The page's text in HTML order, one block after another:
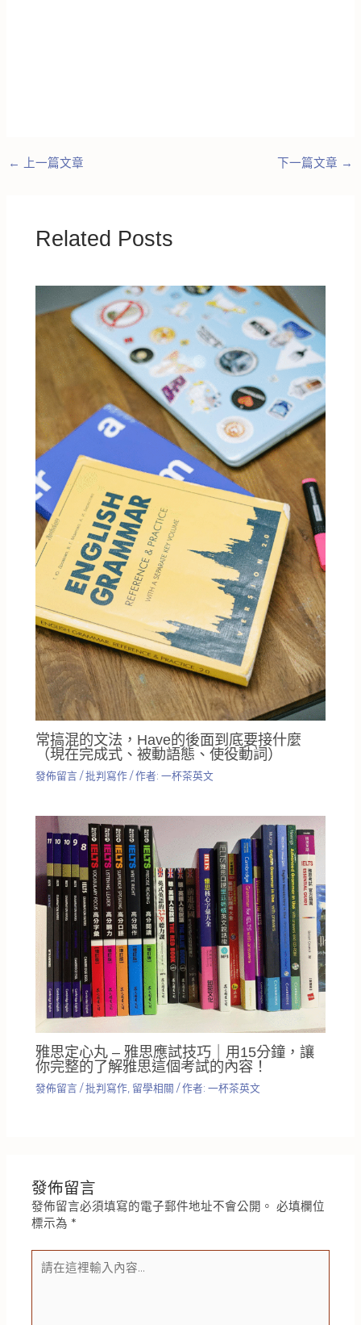
← 上一篇文章 下一篇文章 →
Related Posts
常搞混的文法，Have的後面到底要接什麼
（現在完成式、被動語態、使役動詞）
發佈留言 /批判寫作 / 作者:一杯茶英文
雅思定心丸 – 雅思應試技巧｜用15分鐘，讓
你完整的了解雅思這個考試的內容！
發佈留言 /批判寫作 留學相關 / 作者:一杯茶英文
發佈留言
發佈留言必須填寫的電子郵件地址不會公開。 必填欄位
標示為 *
在